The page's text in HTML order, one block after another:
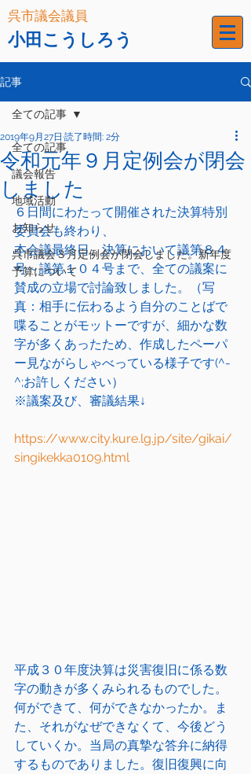
呉市議会議員
小田こうしろう
記事
全ての記事
議会報告
地域活動
お知らせ
呉市議会３月定例会が閉会しました。新年度
予算について
全ての記事
令和元年９月定例会が閉会
しました
2019年9月27日 読了時間: 2分
６日間にわたって開催された決算特別
委員会も終わり、
本会議最終日、決算において議第８４
号～議第１０４号まで、全ての議案に
賛成の立場で討論致しました。（写
真：相手に伝わるよう自分のことばで
喋ることがモットーですが、細かな数
字が多くあったため、作成したペーパ
ー見ながらしゃべっている様子です(^-
^;お許しください）
※議案及び、審議結果↓
https://www.city.kure.lg.jp/site/gikai/
singikekka0109.html
平成３０年度決算は災害復旧に係る数
字の動きが多くみられるものでした。
何ができて、何ができなかったか。ま
た、それがなぜできなくて、今後どう
していくか。当局の真摯な答弁に納得
するものでありました。復旧復興に向